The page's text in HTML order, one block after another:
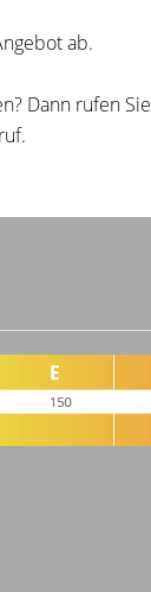
ab.
Dann rufen